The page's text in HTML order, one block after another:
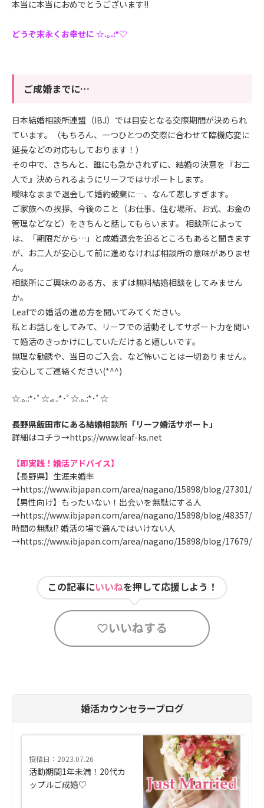
本当に本当におめでとうございます!!
どうぞ末永くお幸せに ☆.｡.:*♡
ご成婚までに…
日本結婚相談所連盟（IBJ）では目安となる交際期間が決められ
ています。（もちろん、一つひとつの交際に合わせて臨機応変に
延長などの対応もしております！）
その中で、きちんと、誰にも急かされずに、結婚の決意を『お二
人で』決められるようにリーフではサポートします。
曖昧なままで退会して婚約破棄に…、なんて悲しすぎます。
ご家族への挨拶、今後のこと（お仕事、住む場所、お式、お金の
管理などなど）をきちんと話してもらいます。 相談所によって
は、「期限だから…」と成婚退会を迫るところもあると聞きます
が、お二人が安心して前に進めなければ相談所の意味がありませ
ん。
相談所にご興味のある方、まずは無料結婚相談をしてみません
か。
Leafでの婚活の進め方を聞いてみてください。
私とお話しをしてみて、リーフでの活動そしてサポート力を聞い
て婚活のきっかけにしていただけると嬉しいです。
無理な勧誘や、当日のご入会、など怖いことは一切ありません。
安心してご連絡ください(*^^)
☆.｡.:*･ﾟ☆.｡.:*･ﾟ☆.｡.:*･ﾟ☆
長野県飯田市にある結婚相談所「リーフ婚活サポート」
詳細はコチラ→https://www.leaf-ks.net
【即実践！婚活アドバイス】
【長野県】生涯未婚率
→https://www.ibjapan.com/area/nagano/15898/blog/27301/
【男性向け】もったいない！出会いを無駄にする人
→https://www.ibjapan.com/area/nagano/15898/blog/48357/
時間の無駄!? 婚活の場で選んではいけない人
→https://www.ibjapan.com/area/nagano/15898/blog/17679/
この記事にいいねを押して応援しよう！
いいねする
婚活カウンセラーブログ
投稿日：2023.07.26
活動期間1年未満！20代カ
ップルご成婚♡